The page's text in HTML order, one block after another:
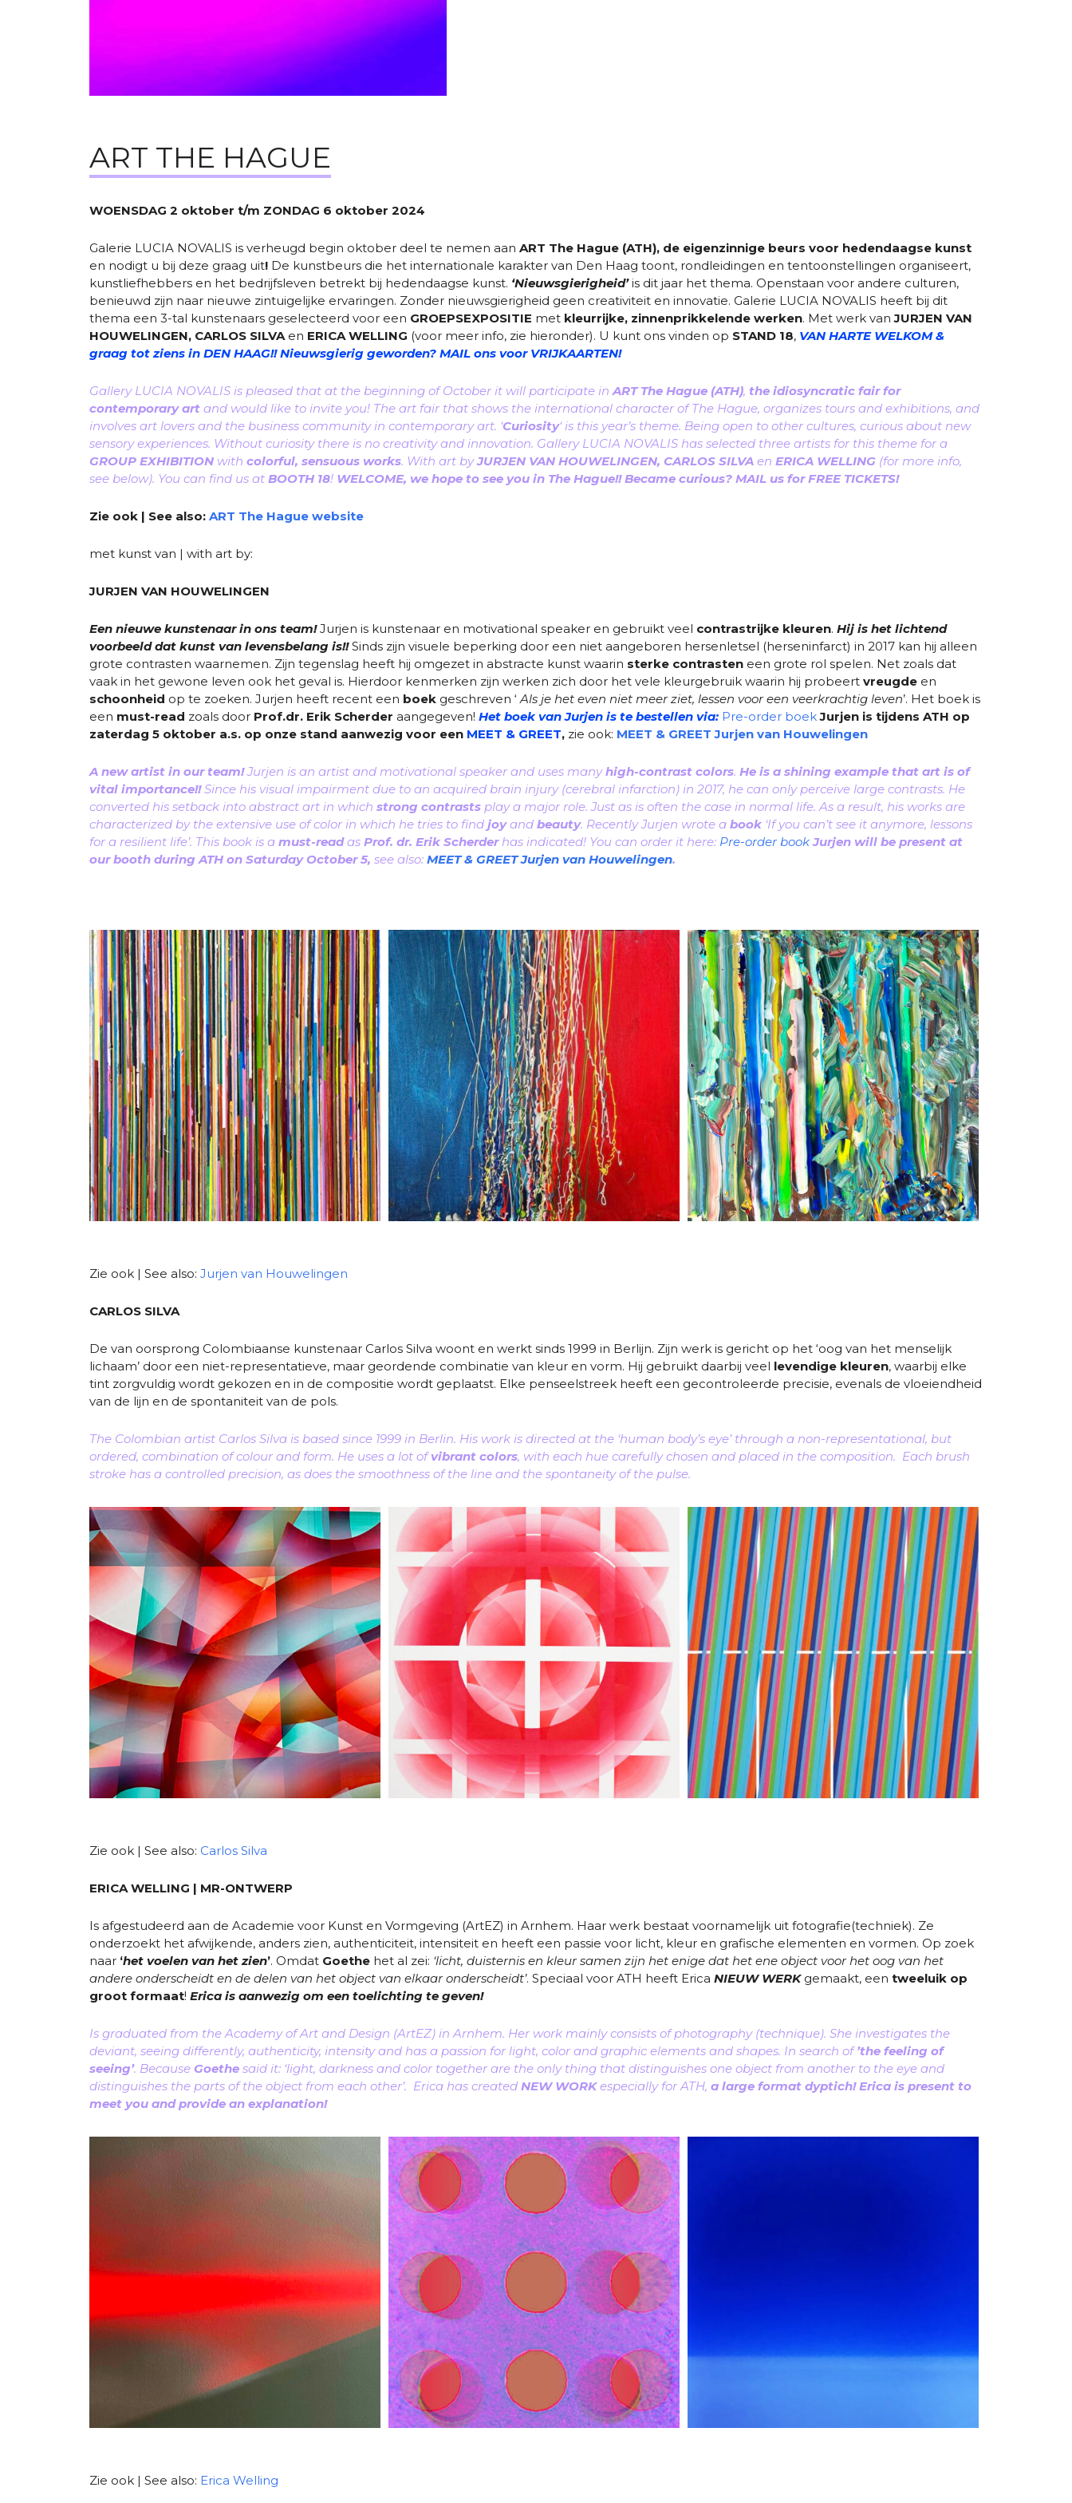
ART THE HAGUE
WOENSDAG 2 oktober t/m ZONDAG 6 oktober 2024
Galerie LUCIA NOVALIS is verheugd begin oktober deel te nemen aan ART The Hague (ATH), de eigenzinnige beurs voor hedendaagse kunst
en nodigt u bij deze graag uit! De kunstbeurs die het internationale karakter van Den Haag toont, rondleidingen en tentoonstellingen organiseert,
kunstliefhebbers en het bedrijfsleven betrekt bij hedendaagse kunst. ‘Nieuwsgierigheid’is dit jaar het thema. Openstaan voor andere culturen,
benieuwd zijn naar nieuwe zintuigelijke ervaringen. Zonder nieuwsgierigheid geen creativiteit en innovatie. Galerie LUCIA NOVALIS heeft bij dit
thema een 3-tal kunstenaars geselecteerd voor een GROEPSEXPOSITIE met kleurrijke, zinnenprikkelende werken. Met werk vanJURJEN VAN
HOUWELINGEN, CARLOS SILVA en ERICA WELLING (voor meer info, zie hieronder). U kunt ons vinden op STAND 18, VAN HARTE WELKOM &
graag tot ziens in DEN HAAG!! Nieuwsgierig geworden? MAIL ons voor VRIJKAARTEN!
Gallery LUCIA NOVALIS is pleased that at the beginning of October it will participate inART The Hague (ATH), the idiosyncratic fair for
contemporary art and would like to invite you! The art fair that shows the international character of The Hague, organizes tours and exhibitions, and
involves art lovers and the business community in contemporary art. ‘Curiosity‘ is this year’s theme. Being open to other cultures, curious about new
sensory experiences. Without curiosity there is no creativity and innovation. Gallery LUCIA NOVALIS has selected three artists for this theme for a
GROUP EXHIBITION with colorful, sensuous works. With art byJURJEN VAN HOUWELINGEN, CARLOS SILVA en ERICA WELLING (for more info,
see below). You can find us at BOOTH 18! WELCOME, we hope to see you in The Hague!! Became curious? MAIL us for FREE TICKETS!
Zie ook | See also: ART The Hague website
met kunst van | with art by:
JURJEN VAN HOUWELINGEN
Een nieuwe kunstenaar in ons team!Jurjen is kunstenaar en motivational speaker en gebruikt veel contrastrijke kleuren. Hij is het lichtend
voorbeeld dat kunst van levensbelang is!!Sinds zijn visuele beperking door een niet aangeboren hersenletsel (herseninfarct) in 2017 kan hij alleen
grote contrasten waarnemen. Zijn tegenslag heeft hij omgezet in abstracte kunst waarin sterke contrasten een grote rol spelen. Net zoals dat
vaak in het gewone leven ook het geval is. Hierdoor kenmerken zijn werken zich door het vele kleurgebruik waarin hij probeert vreugde en
schoonheid op te zoeken. Jurjen heeft recent een boek geschreven ‘Als je het even niet meer ziet, lessen voor een veerkrachtig leven’. Het boek is
een must-read zoals door Prof.dr. Erik Scherder aangegeven! Het boek van Jurjen is te bestellen via: Pre-order boek Jurjen is tijdens ATH op
zaterdag 5 oktober a.s. op onze stand aanwezig voor een MEET & GREET, zie ook: MEET & GREET Jurjen van Houwelingen
A new artist in our team!Jurjen is an artist and motivational speaker and uses manyhigh-contrast colors. He is a shining example that art is of
vital importance!!Since his visual impairment due to an acquired brain injury (cerebral infarction) in 2017, he can only perceive large contrasts. He
converted his setback into abstract art in which strong contrasts play a major role. Just as is often the case in normal life. As a result, his works are
characterized by the extensive use of color in which he tries to find joyand beauty. Recently Jurjen wrote a book ‘If you can’t see it anymore, lessons
for a resilient life’. This book is a must-readas Prof. dr. Erik Scherderhas indicated! You can order it here: Pre-order book Jurjen will be present at
our booth during ATH on Saturday October 5, see also: MEET & GREET Jurjen van Houwelingen.
Zie ook | See also: Jurjen van Houwelingen
CARLOS SILVA
De van oorsprong Colombiaanse kunstenaar Carlos Silva woont en werkt sinds 1999 in Berlijn. Zijn werk is gericht op het ‘oog van het menselijk
lichaam’ door een niet-representatieve, maar geordende combinatie van kleur en vorm. Hij gebruikt daarbij veel levendige kleuren, waarbij elke
tint zorgvuldig wordt gekozen en in de compositie wordt geplaatst. Elke penseelstreek heeft een gecontroleerde precisie, evenals de vloeiendheid
van de lijn en de spontaniteit van de pols.
The Colombian artist Carlos Silva is based since 1999 in Berlin. His work is directed at the ‘human body’s eye’ through a non-representational, but
ordered, combination of colour and form. He uses a lot ofvibrant colors, with each hue carefully chosen and placed in the composition. Each brush
stroke has a controlled precision, as does the smoothness of the line and the spontaneity of the pulse.
Zie ook | See also: Carlos Silva
ERICA WELLING | MR-ONTWERP
Is afgestudeerd aan de Academie voor Kunst en Vormgeving (ArtEZ) in Arnhem. Haar werk bestaat voornamelijk uit fotografie(techniek). Ze
onderzoekt het afwijkende, anders zien, authenticiteit, intensiteit en heeft een passie voor licht, kleur en grafische elementen en vormen. Op zoek
naar ‘het voelen van het zien’. Omdat Goethe het al zei: ‘licht, duisternis en kleur samen zijn het enige dat het ene object voor het oog van het
andere onderscheidt en de delen van het object van elkaar onderscheidt’. Speciaal voor ATH heeft Erica NIEUW WERKgemaakt, een tweeluik op
groot formaat! Erica is aanwezig om een toelichting te geven!
Is graduated from the Academy of Art and Design (ArtEZ) in Arnhem. Her work mainly consists of photography (technique). She investigates the
deviant, seeing differently, authenticity, intensity and has a passion for light, color and graphic elements and shapes. In search of’the feeling of
seeing’. Because Goethe said it: ‘light, darkness and color together are the only thing that distinguishes one object from another to the eye and
distinguishes the parts of the object from each other’. Erica has created NEW WORKespecially for ATH, a large format dyptich!Erica is present to
meet you and provide an explanation!
Zie ook | See also: Erica Welling